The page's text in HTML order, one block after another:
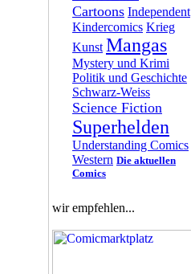
Cartoons Independent
Kindercomics Krieg
Kunst Mangas
Mystery und Krimi
Politik und Geschichte
Schwarz-Weiss
Science Fiction
Superhelden
Understanding Comics
Western Die aktuellen
Comics
wir empfehlen...